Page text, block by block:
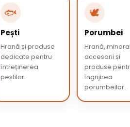
🐟
Pești
Hrană și produse
dedicate pentru
întreținerea
peștilor.
🕊️
Porumbei
Hrană,
accesorii și
produse
îngrijirea
porumbeilor.